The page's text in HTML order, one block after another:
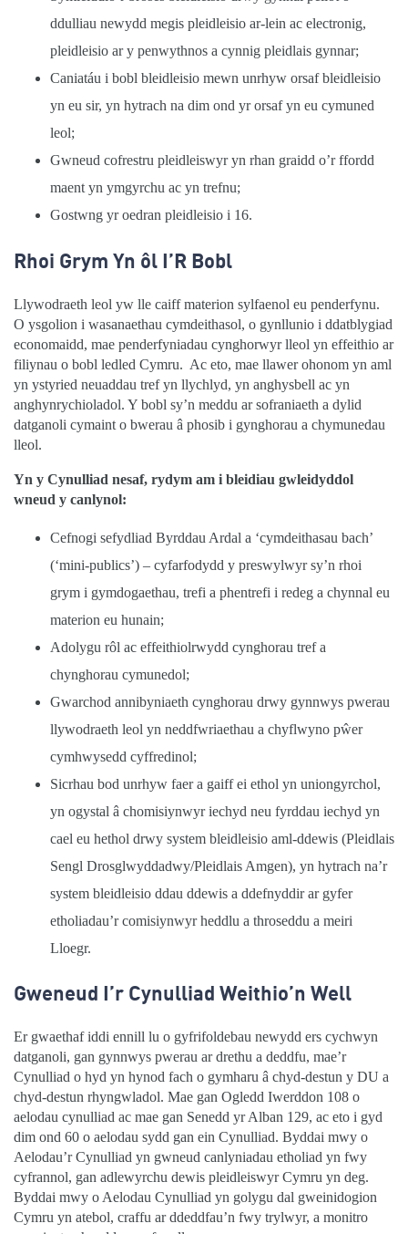
ddulliau newydd megis pleidleisio ar-lein ac electronig,
pleidleisio ar y penwythnos a cynnig pleidlais gynnar;
Caniatáu i bobl bleidleisio mewn unrhyw orsaf bleidleisio
yn eu sir, yn hytrach na dim ond yr orsaf yn eu cymuned
leol;
Gwneud cofrestru pleidleiswyr yn rhan graidd o’r ffordd
maent yn ymgyrchu ac yn trefnu;
Gostwng yr oedran pleidleisio i 16.
Rhoi Grym Yn ôl I’R Bobl
Llywodraeth leol yw lle caiff materion sylfaenol eu penderfynu.
O ysgolion i wasanaethau cymdeithasol, o gynllunio i ddatblygiad
economaidd, mae penderfyniadau cynghorwyr lleol yn effeithio ar
filiynau o bobl ledled Cymru. Ac eto, mae llawer ohonom yn aml
yn ystyried neuaddau tref yn llychlyd, yn anghysbell ac yn
anghynrychioladol. Y bobl sy’n meddu ar sofraniaeth a dylid
datganoli cymaint o bwerau â phosib i gynghorau a chymunedau
lleol.
Yn y Cynulliad nesaf, rydym am i bleidiau gwleidyddol
wneud y canlynol:
Cefnogi sefydliad Byrddau Ardal a ‘cymdeithasau bach’
(‘mini-publics’) – cyfarfodydd y preswylwyr sy’n rhoi
grym i gymdogaethau, trefi a phentrefi i redeg a chynnal eu
materion eu hunain;
Adolygu rôl ac effeithiolrwydd cynghorau tref a
chynghorau cymunedol;
Gwarchod annibyniaeth cynghorau drwy gynnwys pwerau
llywodraeth leol yn neddfwriaethau a chyflwyno pŵer
cymhwysedd cyffredinol;
Sicrhau bod unrhyw faer a gaiff ei ethol yn uniongyrchol,
yn ogystal â chomisiynwyr iechyd neu fyrddau iechyd yn
cael eu hethol drwy system bleidleisio aml-ddewis (Pleidlais
Sengl Drosglwyddadwy/Pleidlais Amgen), yn hytrach na’r
system bleidleisio ddau ddewis a ddefnyddir ar gyfer
etholiadau’r comisiynwyr heddlu a throseddu a meiri
Lloegr.
Gweneud I’r Cynulliad Weithio’n Well
Er gwaethaf iddi ennill lu o gyfrifoldebau newydd ers cychwyn
datganoli, gan gynnwys pwerau ar drethu a deddfu, mae’r
Cynulliad o hyd yn hynod fach o gymharu â chyd-destun y DU a
chyd-destun rhyngwladol. Mae gan Ogledd Iwerddon 108 o
aelodau cynulliad ac mae gan Senedd yr Alban 129, ac eto i gyd
dim ond 60 o aelodau sydd gan ein Cynulliad. Byddai mwy o
Aelodau’r Cynulliad yn gwneud canlyniadau etholiad yn fwy
cyfrannol, gan adlewyrchu dewis pleidleiswyr Cymru yn deg.
Byddai mwy o Aelodau Cynulliad yn golygu dal gweinidogion
Cymru yn atebol, craffu ar ddeddfau’n fwy trylwyr, a monitro